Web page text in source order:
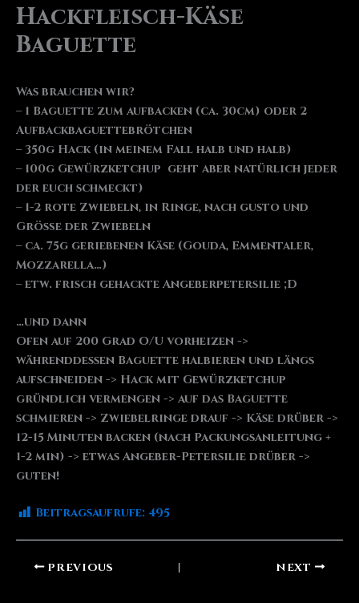
Hackfleisch-Käse
Baguette
Was brauchen wir?
– 1 Baguette zum aufbacken (ca. 30cm) oder 2
Aufbackbaguettebrötchen
– 350g Hack (in meinem Fall halb und halb)
– 100g Gewürzketchup geht aber natürlich jeder
der euch schmeckt)
– 1-2 rote Zwiebeln, in Ringe, nach gusto und
Größe der Zwiebeln
– ca. 75g geriebenen Käse (Gouda, Emmentaler,
Mozzarella…)
– etw. frisch gehackte Angeberpetersilie ;D
…und dann
Ofen auf 200 Grad O/U vorheizen ->
währenddessen Baguette halbieren und längs
aufschneiden -> Hack mit Gewürzketchup
gründlich vermengen -> auf das Baguette
schmieren -> Zwiebelringe drauf -> Käse drüber ->
12-15 Minuten backen (nach Packungsanleitung +
1-2 min) -> etwas Angeber-Petersilie drüber ->
guten!
Beitragsaufrufe: 495
PREVIOUS NEXT